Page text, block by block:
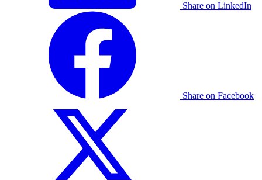
Share on LinkedIn
Share on Facebook